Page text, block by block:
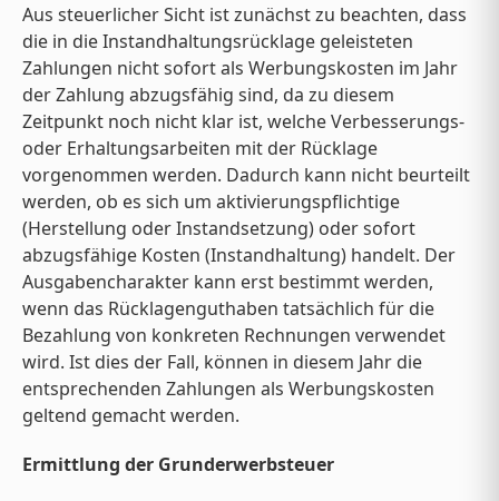
Aus steuerlicher Sicht ist zunächst zu beachten, dass
die in die Instandhaltungsrücklage geleisteten
Zahlungen nicht sofort als Werbungskosten im Jahr
der Zahlung abzugsfähig sind, da zu diesem
Zeitpunkt noch nicht klar ist, welche Verbesserungs-
oder Erhaltungsarbeiten mit der Rücklage
vorgenommen werden. Dadurch kann nicht beurteilt
werden, ob es sich um aktivierungspflichtige
(Herstellung oder Instandsetzung) oder sofort
abzugsfähige Kosten (Instandhaltung) handelt. Der
Ausgabencharakter kann erst bestimmt werden,
wenn das Rücklagenguthaben tatsächlich für die
Bezahlung von konkreten Rechnungen verwendet
wird. Ist dies der Fall, können in diesem Jahr die
entsprechenden Zahlungen als Werbungskosten
geltend gemacht werden.
Ermittlung der Grunderwerbsteuer